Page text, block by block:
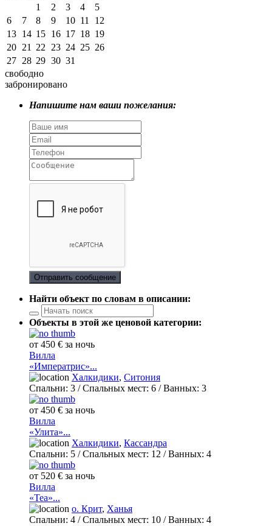
1
2 3 4
5
6
7 8 9 10 11
12
13 14 15 16 17 18 19
20 21 22 23 24 25 26
27 28 29 30 31
свободно
забронировано
Напишите нам ваши пожелания:
Отправить сообщение
Найти объект по словам в описании:
Объекты в этой же ценовой категории:
от 450 € за ночь
Вилла
«Императрис»...
Халкидики, Ситония
Спальни: 3 / Спальных мест: 6 /Ванных: 3
от 450 € за ночь
Вилла
«Улита»...
Халкидики, Кассандра
Спальни: 5 / Спальных мест: 12 /Ванных: 4
от 520 € за ночь
Вилла
«Теа»...
о. Крит, Ханья
Спальни: 4 / Спальных мест: 10 /Ванных: 4